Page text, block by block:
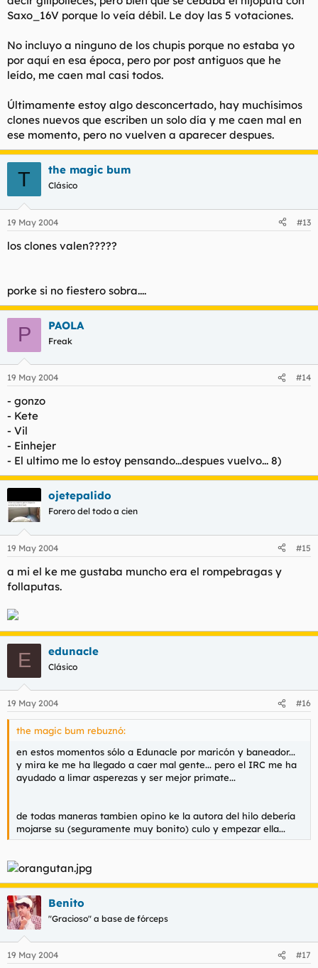
Saxo_16V porque lo veía débil. Le doy las 5 votaciones.
No incluyo a ninguno de los chupis porque no estaba yo
por aquí en esa época, pero por post antiguos que he
leído, me caen mal casi todos.
Últimamente estoy algo desconcertado, hay muchísimos
clones nuevos que escriben un solo día y me caen mal en
ese momento, pero no vuelven a aparecer despues.
T the magic bum
Clásico
19 May 2004 #13
los clones valen?????
porke si no fiestero sobra....
P PAOLA
Freak
19 May 2004 #14
- gonzo
- Kete
- Vil
- Einhejer
- El ultimo me lo estoy pensando...despues vuelvo... 8)
ojetepalido
Forero del todo a cien
19 May 2004 #15
a mi el ke me gustaba muncho era el rompebragas y
follaputas.
E edunacle
Clásico
19 May 2004 #16
the magic bum rebuznó:
en estos momentos sólo a Edunacle por maricón y baneador...
y mira ke me ha llegado a caer mal gente... pero el IRC me ha
ayudado a limar asperezas y ser mejor primate...
de todas maneras tambien opino ke la autora del hilo debería
mojarse su (seguramente muy bonito) culo y empezar ella...
Benito
"Gracioso" a base de fórceps
19 May 2004 #17